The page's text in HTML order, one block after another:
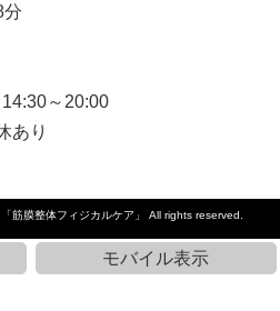
～20:00
あり
筋膜整体フィジカルケア」 All rights reserved.
モバイル表示